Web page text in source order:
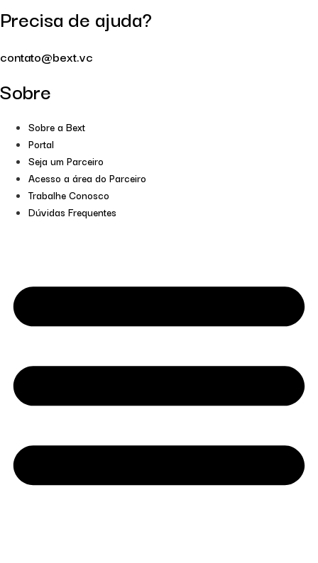
Precisa de ajuda?
contato@bext.vc
Sobre
Sobre a Bext
Portal
Seja um Parceiro
Acesso a área do Parceiro
Trabalhe Conosco
Dúvidas Frequentes